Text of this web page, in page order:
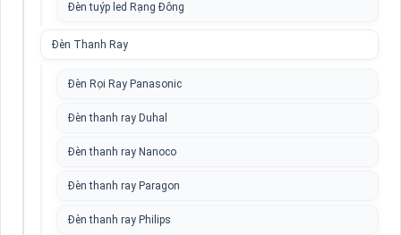
Đèn tuýp led Rạng Đông
Đèn Thanh Ray
Đèn Rọi Ray Panasonic
Đèn thanh ray Duhal
Đèn thanh ray Nanoco
Đèn thanh ray Paragon
Đèn thanh ray Philips